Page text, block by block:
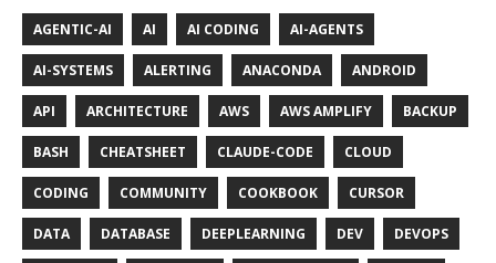
AGENTIC-AI AI AI CODING AI-AGENTS
AI-SYSTEMS ALERTING ANACONDA ANDROID
API ARCHITECTURE AWS AWS AMPLIFY BACKUP
BASH CHEATSHEET CLAUDE-CODE CLOUD
CODING COMMUNITY COOKBOOK CURSOR
DATA DATABASE DEEPLEARNING DEV DEVOPS